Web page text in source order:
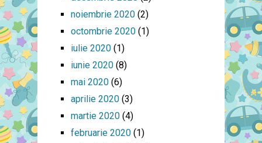
noiembrie 2020(2)
octombrie 2020(1)
iulie 2020(1)
iunie 2020(8)
mai 2020(6)
aprilie 2020(3)
martie 2020(4)
februarie 2020(1)